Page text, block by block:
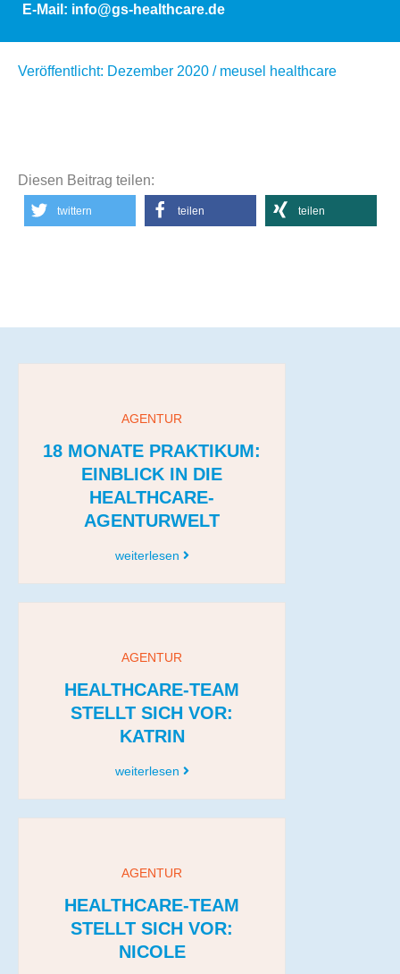
E-Mail: info@gs-healthcare.de
Veröffentlicht: Dezember 2020 / meusel healthcare
Diesen Beitrag teilen:
twittern teilen teilen
AGENTUR
18 MONATE PRAKTIKUM:
EINBLICK IN DIE
HEALTHCARE-
AGENTURWELT
weiterlesen
AGENTUR
HEALTHCARE-TEAM
STELLT SICH VOR:
KATRIN
weiterlesen
AGENTUR
HEALTHCARE-TEAM
STELLT SICH VOR:
NICOLE